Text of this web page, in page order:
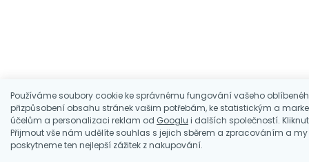
Používáme soubory cookie ke správnému fungování vašeho
přizpůsobení obsahu stránek vašim potřebám, ke statistickým a
účelům a personalizaci reklam od Googlu i dalších společností.
Přijmout vše nám udělíte souhlas s jejich sběrem a zpracováním a
poskytneme ten nejlepší zážitek z nakupování.